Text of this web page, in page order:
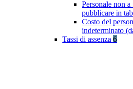
Personale non
pubblicare in
Costo del
indeterminato
Tassi di assenza 6